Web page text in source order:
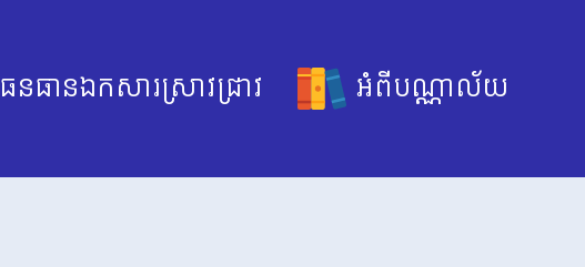
ធនធានឯកសារស្រាវជ្រាវ អំពីបណ្ណាល័យ